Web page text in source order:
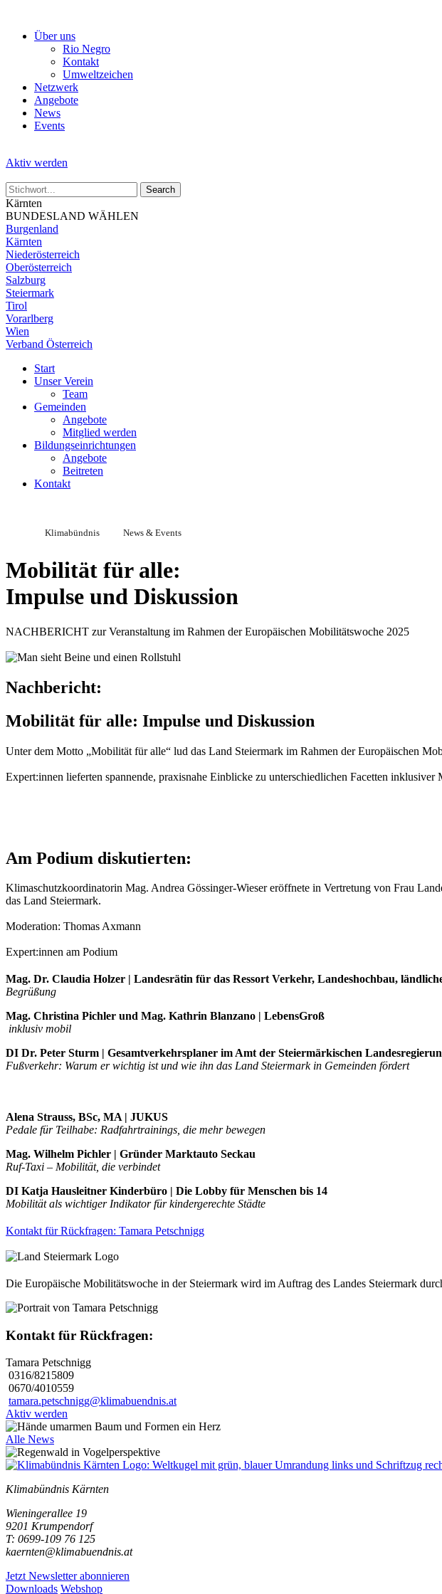
Über uns
Rio Negro
Kontakt
Umweltzeichen
Netzwerk
Angebote
News
Events
Aktiv werden
Kärnten
BUNDESLAND WÄHLEN
Burgenland
Kärnten
Niederösterreich
Oberösterreich
Salzburg
Steiermark
Tirol
Vorarlberg
Wien
Verband Österreich
Start
Unser Verein
Team
Gemeinden
Angebote
Mitglied werden
Bildungseinrichtungen
Angebote
Beitreten
Kontakt
Klimabündnis News & Events
Mobilität für alle:
Impulse und Diskussion
NACHBERICHT zur Veranstaltung im Rahmen der Europäischen Mobilitätswoche 2025
Nachbericht:
Mobilität für alle: Impulse und Diskussion
Unter dem Motto „Mobilität für alle“ lud das Land Steiermark im Rahmen der Europäischen
Expert:innen lieferten spannende, praxisnahe Einblicke zu unterschiedlichen Facetten
Am Podium diskutierten:
Klimaschutzkoordinatorin Mag. Andrea Gössinger-Wieser eröffnete in Vertretung von Frau
das Land Steiermark.
Moderation: Thomas Axmann
Expert:innen am Podium
Mag. Dr. Claudia Holzer | Landesrätin für das Ressort Verkehr, Landeshochbau,
Begrüßung
Mag. Christina Pichler und Mag. Kathrin Blanzano | LebensGroß
inklusiv mobil
DI Dr. Peter Sturm | Gesamtverkehrsplaner im Amt der Steiermärkischen
Fußverkehr: Warum er wichtig ist und wie ihn das Land Steiermark in Gemeinden fördert
Alena Strauss, BSc, MA | JUKUS
Pedale für Teilhabe: Radfahrtrainings, die mehr bewegen
Mag. Wilhelm Pichler | Gründer Marktauto Seckau
Ruf-Taxi – Mobilität, die verbindet
DI Katja Hausleitner Kinderbüro | Die Lobby für Menschen bis 14
Mobilität als wichtiger Indikator für kindergerechte Städte
Kontakt für Rückfragen: Tamara Petschnigg
Die Europäische Mobilitätswoche in der Steiermark wird im Auftrag des Landes Steiermark
Kontakt für Rückfragen:
Tamara Petschnigg
0316/8215809
0670/4010559
tamara.petschnigg@klimabuendnis.at
Aktiv werden
Alle News
Klimabündnis Kärnten
Wieningerallee 19
9201 Krumpendorf
T: 0699-109 76 125
kaernten@klimabuendnis.at
Jetzt Newsletter abonnieren
Downloads Webshop